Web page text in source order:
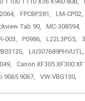
FPCBP281, LM-CP02,
Tab 90, MC-308594,
003, P0986, L22L3PG5,
LiU307689PHVUTL,
Canon XF305 XF300
9065 9067,
VW-VBG130,